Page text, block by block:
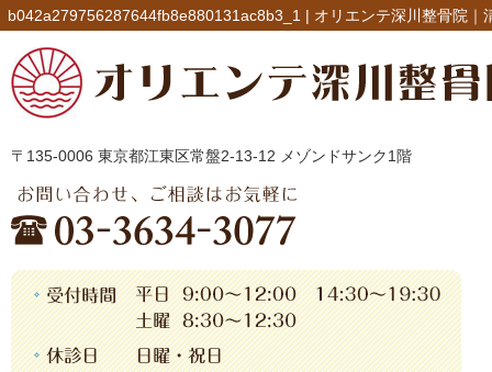
b042a279756287644fb8e880131ac8b3_1 | オリエンテ深川整骨院｜
〒135-0006 東京都江東区常盤2-13-12 メゾンドサンク1階